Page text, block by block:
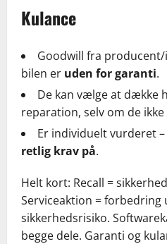
Kulance
Goodwill fra
bilen er uden for garanti.
De kan vælge at dække
reparation, selv om de
Er individuelt vurderet
retlig krav på.
Helt kort: Recall =
Serviceaktion = forbedring
sikkerhedsrisiko.
begge dele. Garanti og